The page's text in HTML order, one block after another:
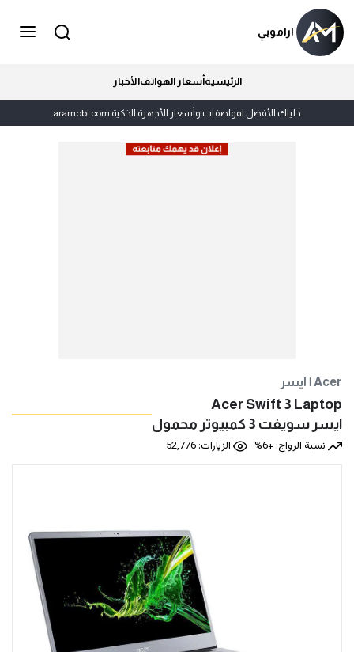
اراموبي
الرئيسيةأسعار الهواتفالأخبار
دليلك الأفضل لمواصفات وأسعار الأجهزة الذكية aramobi.com
ايسر | Acer
Acer Swift 3 Laptop
ايسر سويفت 3 كمبيوتر محمول
نسبة الرواج: +6%
الزيارات: 52,776